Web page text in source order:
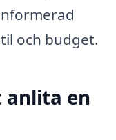
och budget.
anlita en